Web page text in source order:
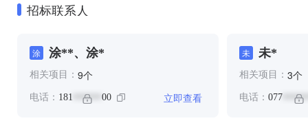
招标联系人
涂 涂**、涂*
相关项目： 9个
电话： 181 ****** 00 立即查看
未 未*
相关项目： 3个
电话： 077